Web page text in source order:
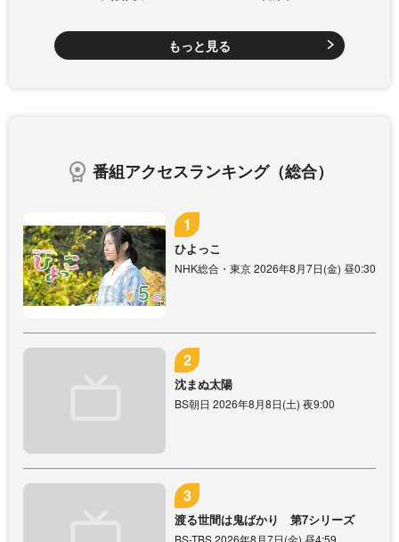
もっと見る
番組アクセスランキング（総合）
ひよっこ
NHK総合・東京 2026年8月7日(金) 昼0:30
沈まぬ太陽
BS朝日 2026年8月8日(土) 夜9:00
渡る世間は鬼ばかり 第7シリーズ
BS-TBS 2026年8月7日(金) 昼4:59